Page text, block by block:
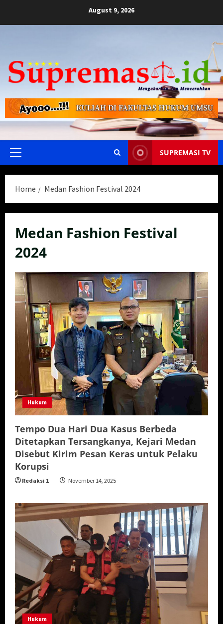
August 9, 2026
Primary
SUPREMASI TV
Home Medan Fashion Festival 2024
Medan Fashion Festival
2024
Hukum
Tempo Dua Hari Dua Kasus Berbeda
Ditetapkan Tersangkanya, Kejari Medan
Disebut Kirim Pesan Keras untuk Pelaku
Korupsi
Redaksi 1 November 14, 2025
Hukum